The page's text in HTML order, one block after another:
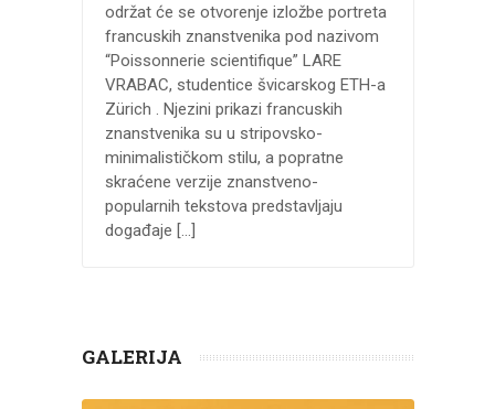
održat će se otvorenje izložbe portreta
francuskih znanstvenika pod nazivom
“Poissonnerie scientifique” LARE
VRABAC, studentice švicarskog ETH-a
Zürich . Njezini prikazi francuskih
znanstvenika su u stripovsko-
minimalističkom stilu, a popratne
skraćene verzije znanstveno-
popularnih tekstova predstavljaju
događaje […]
GALERIJA